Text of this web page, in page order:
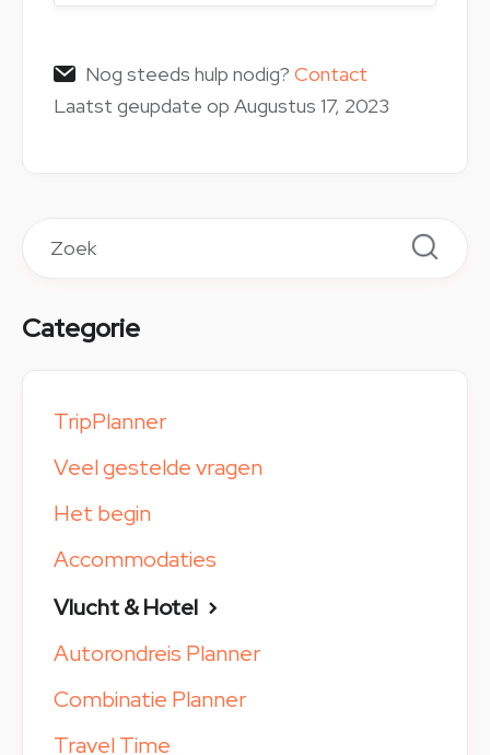
Nog steeds hulp nodig? Contact
Laatst geupdate op Augustus 17, 2023
Categorie
TripPlanner
Veel gestelde vragen
Het begin
Accommodaties
Vlucht & Hotel
Autorondreis Planner
Combinatie Planner
Travel Time